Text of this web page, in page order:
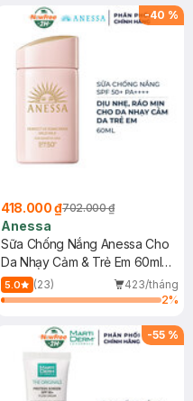
-40 %
418.000 ₫702.000 ₫
Anessa
Sữa Chống Nắng Anessa Cho
Da Nhạy Cảm & Trẻ Em 60ml
(Mới)
5.0 (23)
423/tháng
2%
-55 %